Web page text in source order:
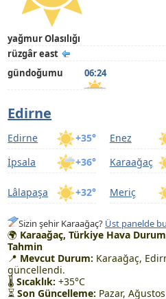
yağmur Olasılığı
rüzgâr east
gündoğumu
06:24
Edirne
+35°
Edirne Enez
+36°
İpsala Karaağaç
+32°
Lâlapaşa Meriç
Sizin şehir Karaağaç? Üst panelde
🌍 Karaağaç, Türkiye Hava
Tahmin
📍 Mevcut Durum: Karaağaç,
güncellendi.
🌡Sıcaklık: +35°C
⏳Son Güncelleme: Pazar,